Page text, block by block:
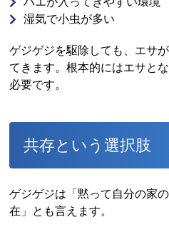
湿気で小虫が多い
ゲジゲジを駆除しても、エサ
てきます。根本的にはエサと
必要です。
共存という選択肢
ゲジゲジは「黙って自分の家
在」とも言えます。